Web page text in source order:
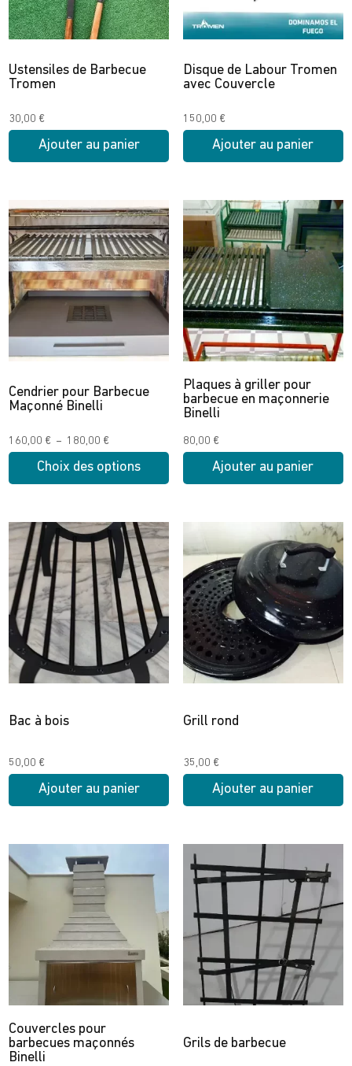
être
choisies
la
du
produit
Ustensiles de Barbecue
Tromen
30,00 €
Ajouter au panier
Disque de Labour Tromen
avec Couvercle
150,00 €
Ajouter au panier
Cendrier pour Barbecue
Maçonné Binelli
160,00 € – 180,00 €
de
à
180,00 €
Choix des options
a
plusieurs
variations.
Les
options
peuvent
être
choisies
la
du
produit
Plaques à griller pour
barbecue en maçonnerie
Binelli
80,00 €
Ajouter au panier
Bac à bois
50,00 €
Ajouter au panier
Grill rond
35,00 €
Ajouter au panier
Couvercles pour
barbecues maçonnés
Binelli
Grils de barbecue